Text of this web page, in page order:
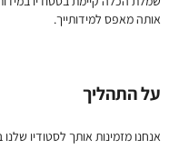
אותה מאפס למידותייך.
על התהליך